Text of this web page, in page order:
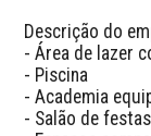
Descrição do
- Área de lazer
- Piscina
- Academia
- Salão de festas